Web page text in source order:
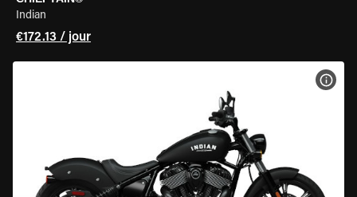
Indian
€172.13 / jour